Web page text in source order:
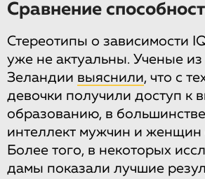
Сравнение
Стереотипы о зависимости
уже не актуальны. Ученые
Зеландии выяснили, что с
девочки получили доступ к
образованию, в
интеллект мужчин и женщин
Более того, в некоторых
дамы показали лучшие